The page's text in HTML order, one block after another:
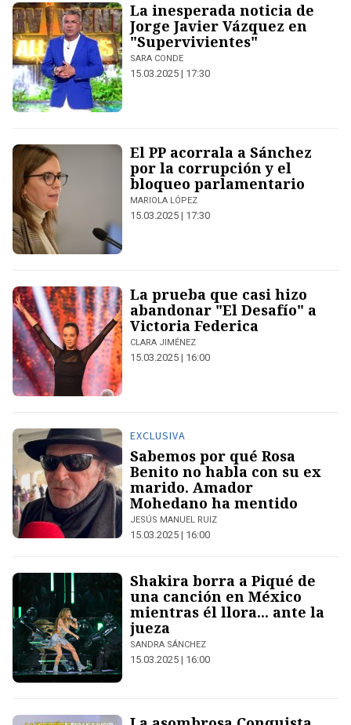
La inesperada noticia de
Jorge Javier Vázquez en
"Supervivientes"
SARA CONDE
15.03.2025 | 17:30
El PP acorrala a Sánchez
por la corrupción y el
bloqueo parlamentario
MARIOLA LÓPEZ
15.03.2025 | 17:30
La prueba que casi hizo
abandonar "El Desafío" a
Victoria Federica
CLARA JIMÉNEZ
15.03.2025 | 16:00
EXCLUSIVA
Sabemos por qué Rosa
Benito no habla con su ex
marido. Amador
Mohedano ha mentido
JESÚS MANUEL RUIZ
15.03.2025 | 16:00
Shakira borra a Piqué de
una canción en México
mientras él llora... ante la
jueza
SANDRA SÁNCHEZ
15.03.2025 | 16:00